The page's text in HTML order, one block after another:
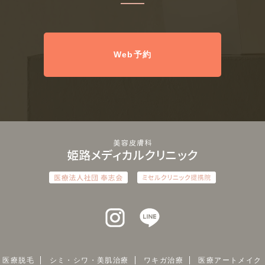
Web予約
インスタグラム
医療脱毛 シミ・シワ・美肌治療 ワキガ治療 医療アートメイク